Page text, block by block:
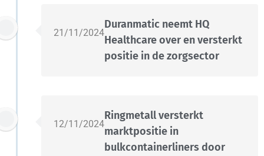
21/11/2024
Duranmatic neemt HQ
Healthcare over en versterkt
positie in de zorgsector
12/11/2024
Ringmetall versterkt
marktpositie in
bulkcontainerliners door